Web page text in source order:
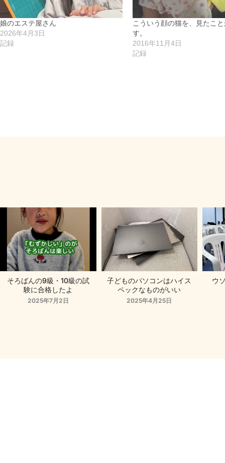
娘のエステ屋さん
2026年4月3日
記録
こういう顔の猫を、見たこ
す。
2016年11月4日
記録
そろばんの9級・10級の試
験に合格したよ
2025年7月2日
子どものパソコンはハイス
ペックなものがいい
2025年4月25日
ウ